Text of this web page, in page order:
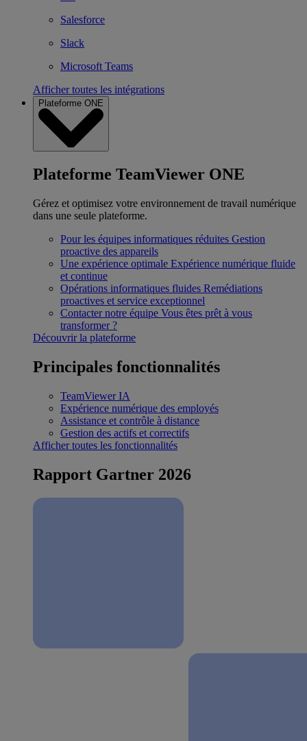
Salesforce
Slack
Microsoft Teams
Afficher toutes les intégrations
Plateforme ONE
Plateforme TeamViewer ONE
Gérez et optimisez votre environnement de travail numérique
dans une seule plateforme.
Pour les équipes informatiques réduites Gestion
proactive des appareils
Une expérience optimale Expérience numérique fluide
et continue
Opérations informatiques fluides Remédiations
proactives et service exceptionnel
Contacter notre équipe Vous êtes prêt à vous
transformer ?
Découvrir la plateforme
Principales fonctionnalités
TeamViewer IA
Expérience numérique des employés
Assistance et contrôle à distance
Gestion des actifs et correctifs
Afficher toutes les fonctionnalités
Rapport Gartner 2026